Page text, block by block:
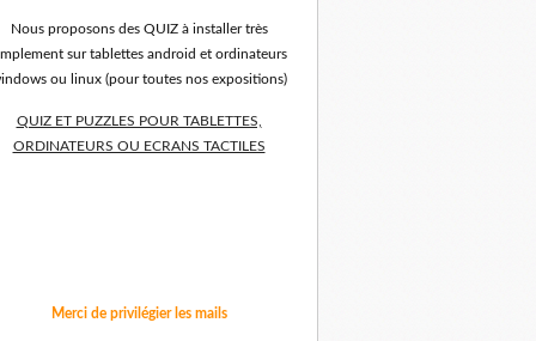
Nous proposons des QUIZ à installer très
sur tablettes android et ordinateurs
ou linux (pour toutes nos expositions)
QUIZ ET PUZZLES POUR TABLETTES,
ORDINATEURS OU ECRANS TACTILES
Merci de privilégier les mails